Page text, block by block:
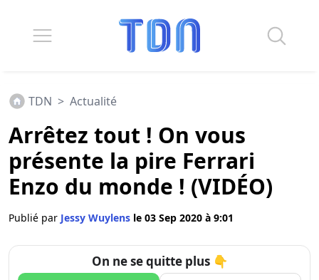
TDN > Actualité
Arrêtez tout ! On vous
présente la pire Ferrari
Enzo du monde ! (VIDÉO)
Publié par Jessy Wuylens le 03 Sep 2020 à 9:01
On ne se quitte plus 👇